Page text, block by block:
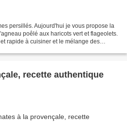
persillés. Aujourd'hui je vous propose la
poêlé aux haricots vert et flageolets.
rapide à cuisiner et le mélange des
recette authentique